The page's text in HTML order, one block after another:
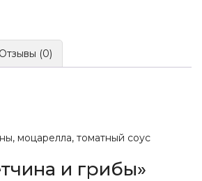
Отзывы (0)
моцарелла, томатный соус
и грибы»